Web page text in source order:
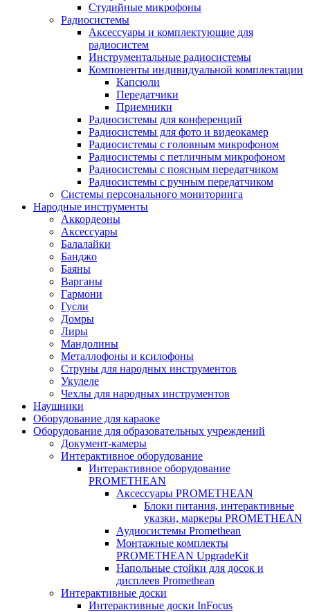
Студийные микрофоны
Радиосистемы
Аксессуары и комплектующие для
радиосистем
Инструментальные радиосистемы
Компоненты индивидуальной комплектации
Капсюли
Передатчики
Приемники
Радиосистемы для конференций
Радиосистемы для фото и видеокамер
Радиосистемы с головным микрофоном
Радиосистемы с петличным микрофоном
Радиосистемы с поясным передатчиком
Радиосистемы с ручным передатчиком
Системы персонального мониторинга
Народные инструменты
Аккордеоны
Аксессуары
Балалайки
Банджо
Баяны
Варганы
Гармони
Гусли
Домры
Лиры
Мандолины
Металлофоны и ксилофоны
Струны для народных инструментов
Укулеле
Чехлы для народных инструментов
Наушники
Оборудование для караоке
Оборудование для образовательных учреждений
Документ-камеры
Интерактивное оборудование
Интерактивное оборудование
PROMETHEAN
Аксессуары PROMETHEAN
Блоки питания, интерактивные
указки, маркеры PROMETHEAN
Аудиосистемы Promethean
Монтажные комплекты
PROMETHEAN UpgradeKit
Напольные стойки для досок и
дисплеев Promethean
Интерактивные доски
Интерактивные доски InFocus